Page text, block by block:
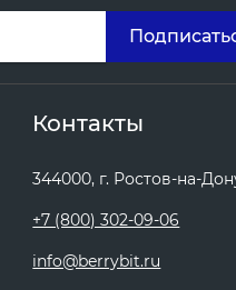
Контакты
344000, г. Ростов-на-
+7 (800) 302-09-06
info@berrybit.ru